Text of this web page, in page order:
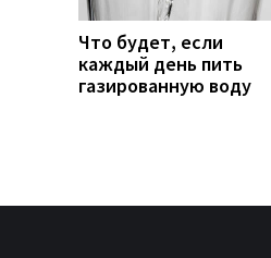
Что будет, если
каждый день пить
газированную воду